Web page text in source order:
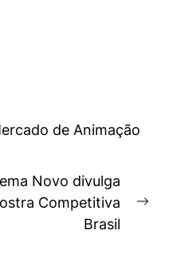
de Animação
Novo divulga
Competitiva
Brasil